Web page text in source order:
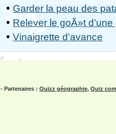
•Garder la peau des
•Relever le goÃ»t
• Vinaigrette d'avance
- Partenaires : Quizz géographie, Quiz